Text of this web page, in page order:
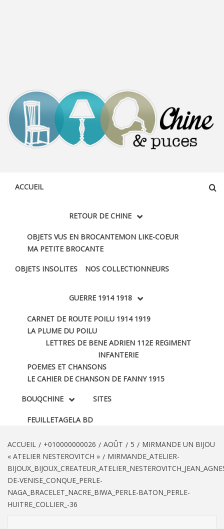
ACCUEIL
RETOUR DE CHINE
OBJETS VUS EN BROCANTEMON LIKE-COEUR
MA PETITE BROCANTE
OBJETS INSOLITES NOS COLLECTIONNEURS
GUERRE 1914 1918
CARNET DE ROUTE POILU 1914 1919
LA PLUME DU POILU
LETTRES DE BENE ADRIEN 112E REGIMENT
INFANTERIE
POEMES ET CHANSONS
LE CAHIER DE CHANSON DE FANNY 1915
BOUQCHINE
FEUILLETAGELA BD
SITES
ACCUEIL +010000000026 AOÛT 5
MIRMANDE UN BIJOU
« ATELIER NESTEROVITCH »
MIRMANDE_ATELIER-
DE-VENISE_CONQUE_PERLE-
NAGA_BRACELET_NACRE_BIWA_PERLE-BATON_PERLE-
HUITRE_COLLIER_-36